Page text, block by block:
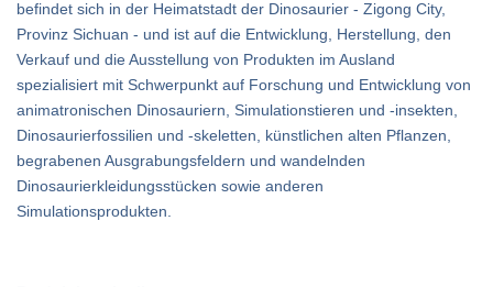
befindet sich in der Heimatstadt der Dinosaurier - Zigong City,
Provinz Sichuan - und ist auf die Entwicklung, Herstellung, den
Verkauf und die Ausstellung von Produkten im Ausland
spezialisiert mit Schwerpunkt auf Forschung und Entwicklung von
animatronischen Dinosauriern, Simulationstieren und -insekten,
Dinosaurierfossilien und -skeletten, künstlichen alten Pflanzen,
begrabenen Ausgrabungsfeldern und wandelnden
Dinosaurierkleidungsstücken sowie anderen
Simulationsprodukten.